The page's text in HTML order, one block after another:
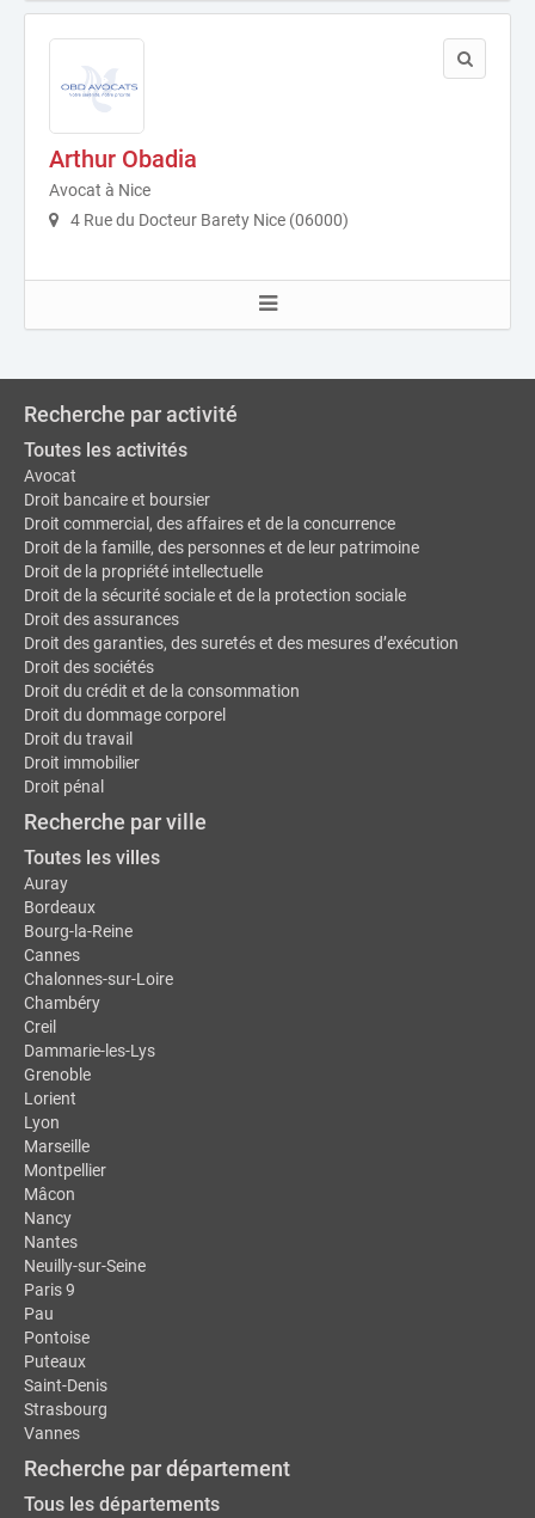
Arthur Obadia
Avocat à Nice
4 Rue du Docteur Barety Nice (06000)
Recherche par activité
Toutes les activités
Avocat
Droit bancaire et boursier
Droit commercial, des affaires et de la concurrence
Droit de la famille, des personnes et de leur patrimoine
Droit de la propriété intellectuelle
Droit de la sécurité sociale et de la protection sociale
Droit des assurances
Droit des garanties, des suretés et des mesures d’exécution
Droit des sociétés
Droit du crédit et de la consommation
Droit du dommage corporel
Droit du travail
Droit immobilier
Droit pénal
Recherche par ville
Toutes les villes
Auray
Bordeaux
Bourg-la-Reine
Cannes
Chalonnes-sur-Loire
Chambéry
Creil
Dammarie-les-Lys
Grenoble
Lorient
Lyon
Marseille
Montpellier
Mâcon
Nancy
Nantes
Neuilly-sur-Seine
Paris 9
Pau
Pontoise
Puteaux
Saint-Denis
Strasbourg
Vannes
Recherche par département
Tous les départements